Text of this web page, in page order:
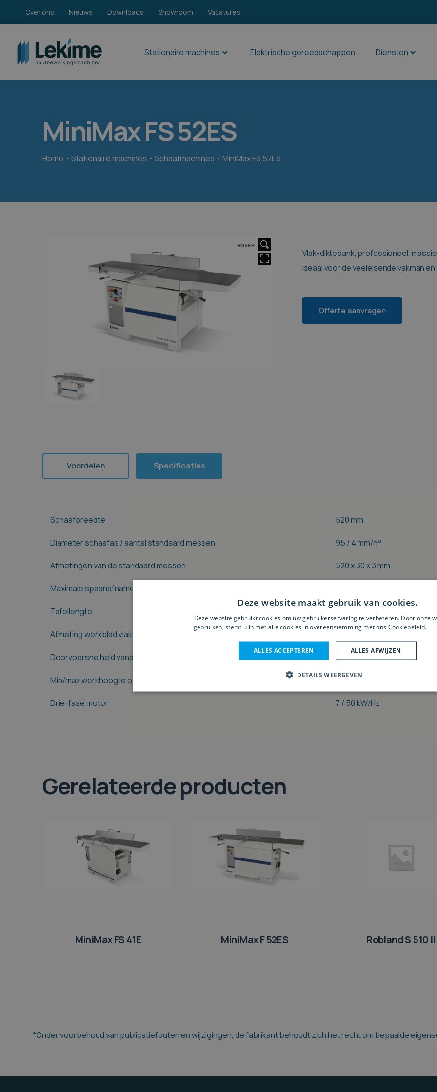
Over ons Nieuws Downloads Showroom Vacatures
Stationaire machines Elektrische gereedschappen Diensten
MiniMax FS 52ES
Home Stationaire machines Schaafmachines MiniMax FS 52ES
HOVER
Vlak-diktebank, professioneel,
ideaal voor de veeleisende vakman
Offerte aanvragen
Specificaties
Voordelen
Schaafbreedte 520 mm
Diameter schaafas / aantal standaard messen 95 / 4 mm/n°
Afmetingen van de standaard messen 520 x 30 x 3 mm
Maximale spaanafname
Tafellengte
Afmeting werkblad vlakvandiktebank 520 x 775 mm
Doorvoersnelheid vandiktebank 5 / 8 / 12 / 18 m/min
Min/max werkhoogte op de vandiktebank 3 – 240 mm
Drie-fase motor 7 / 50 kW/Hz
Gerelateerde producten
MiniMax FS 41E MiniMax F 52ES Robland S 510 II
*Onder voorbehoud van publicatiefouten en wijzigingen, de fabrikant behoudt zich het recht om bepaalde
Deze website maakt gebruik van cookies.
Deze website gebruikt cookies om uw gebruikerservaring te verbeteren. Door onze
gebruiken, stemt u in met alle cookies in overeenstemming met ons Cookiebeleid.
ALLES ACCEPTEREN ALLES AFWIJZEN
DETAILS WEERGEVEN